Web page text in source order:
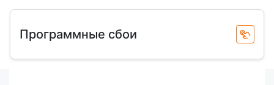
Программные сбои